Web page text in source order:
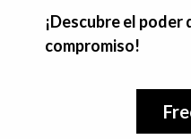
¡Descubre el poder
compromiso!